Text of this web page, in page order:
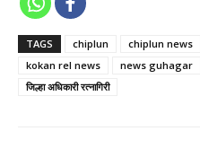
TAGS chiplun chiplun news
kokan rel news
news guhagar
जिल्हा अधिकारी रत्नागिरी